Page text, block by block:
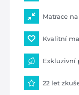
Matrace
Kvalitní
Exkluzivní
22 let